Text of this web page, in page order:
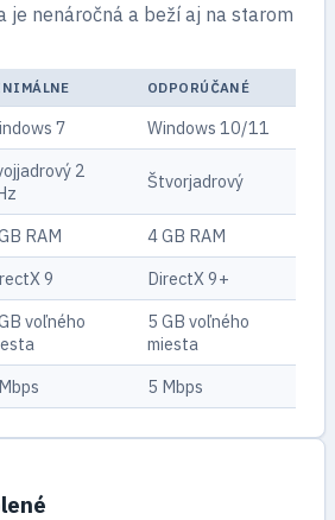
je nenáročná a beží aj na starom
ODPORÚČANÉ
7 Windows 10/11
2
Štvorjadrový
RAM
4 GB RAM
9 DirectX 9+
voľného
5 GB voľného
miesta
5 Mbps